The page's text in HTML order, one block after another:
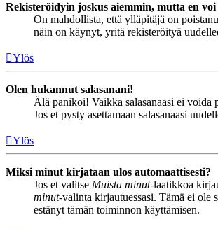
Rekisteröidyin joskus aiemmin, mutta en
On mahdollista, että ylläpitäjä on
näin on käynyt, yritä rekisteröityä
Ylös
Olen hukannut salasanani!
Älä panikoi! Vaikka salasanaasi ei voida
Jos et pysty asettamaan salasanaasi
Ylös
Miksi minut kirjataan ulos automaattisesti?
Jos et valitse Muista minut-laatikkoa
minut-valinta kirjautuessasi. Tämä ei ole
estänyt tämän toiminnon käyttämisen.